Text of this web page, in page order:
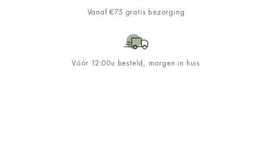
Vanaf €75 gratis bezorging
Vóór 12:00u besteld, morgen in huis